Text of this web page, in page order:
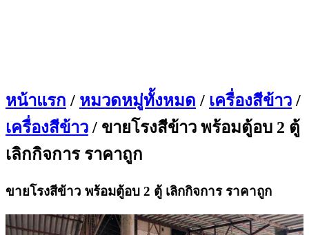
หน้าแรก / หมวดหมู่ทั้งหมด / เครื่องสีข้าว /
เครื่องสีข้าว / ขายโรงสีข้าว พร้อมตู้อบ 2 ตู้
เลิกกิจการ ราคาถูก
ขายโรงสีข้าว พร้อมตู้อบ 2 ตู้ เลิกกิจการ ราคาถูก